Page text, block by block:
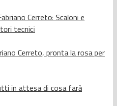
Cerreto: Scaloni e
tecnici
Cerreto, pronta la rosa per
in attesa di cosa farà